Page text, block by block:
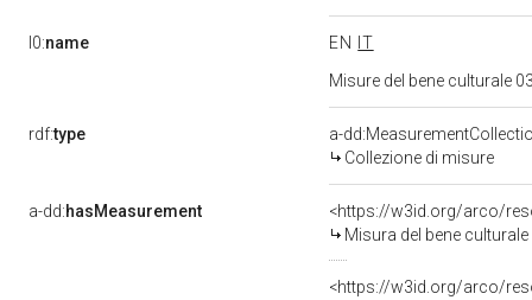
l0:name EN
IT
Misure del bene culturale
rdf:type
a-
Collezione di misure
a-dd:hasMeasurement
<https://w3id.org/arco/
Misura del bene
<https://w3id.org/arco/